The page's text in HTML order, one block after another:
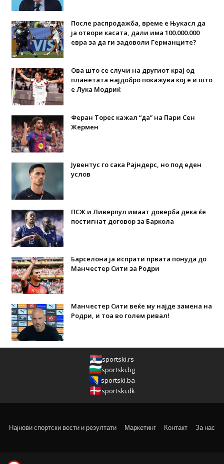
После распродажба, време е Њукасл да
ја отвори касата, дали има 100.000.000
евра за да ги задоволи Германците?
Ова што се случи на другиот крај од
планетата најдобро покажува кој е и што
е Лука Модриќ
Феран Торес кажал “да” на Пари Сен
Жермен
Јувентус го сака Рајндерс, но под еден
услов
ПСЖ и Ливерпул имаат доверба дека ќе
постигнат договор за Баркола
Барселона ја испрати првата понуда до
Манчестер Сити за Родри
Манчестер Сити веќе му најде замена на
Родри, и тоа во голем ривал!
sportski.rs
sportski.bg
sportski.ba
sportski.dk
Најнови спортски вести и резултати Маркетинг Контакт За нас